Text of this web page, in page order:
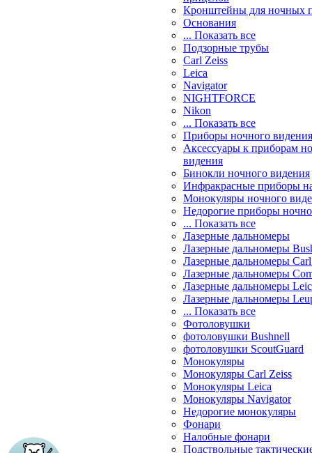
Кронштейны для ночных
Основания
... Показать все
Подзорные трубы
Carl Zeiss
Leica
Navigator
NIGHTFORCE
Nikon
... Показать все
Приборы ночного видения
Аксессуары к приборам
видения
Бинокли ночного видения
Инфракрасные приборы
Монокуляры ночного
Недорогие приборы
... Показать все
Лазерные дальномеры
Лазерные дальномеры
Лазерные дальномеры
Лазерные дальномеры
Лазерные дальномеры
Лазерные дальномеры
... Показать все
Фотоловушки
фотоловушки Bushnell
фотоловушки ScoutGuard
Монокуляры
Монокуляры Carl Zeiss
Монокуляры Leica
Монокуляры Navigator
Недорогие монокуляры
Фонари
Налобные фонари
Подствольные